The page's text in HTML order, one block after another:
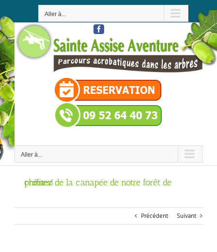
contenu
Aller à...
Facebook
Aller à...
profitez de la canapée de notre forêt de chênes!
Précédent Suivant